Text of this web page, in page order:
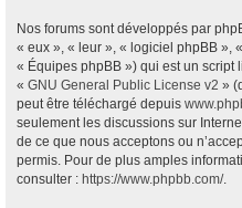
Nos forums sont développés par
« eux », « leur », « logiciel phpBB »,
« Équipes phpBB ») qui est un script
« GNU General Public License v2 »
peut être téléchargé depuis
seulement les discussions sur
de ce que nous acceptons ou
permis. Pour de plus amples
consulter : https://www.phpbb.com/.